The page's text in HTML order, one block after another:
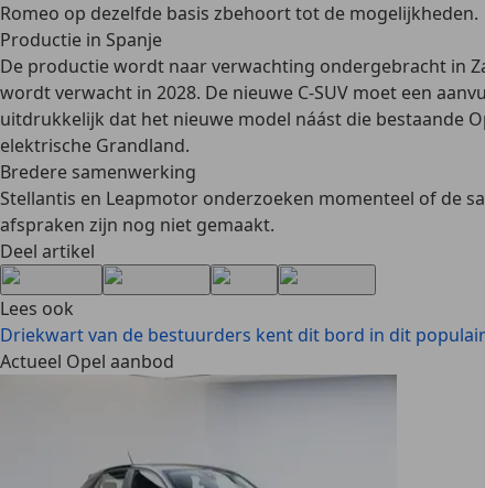
Romeo op dezelfde basis zbehoort tot de mogelijkheden.
Productie in Spanje
De productie wordt naar verwachting ondergebracht in
wordt verwacht in 2028. De nieuwe C-SUV moet een
uitdrukkelijk dat het nieuwe model náást die bestaande
elektrische Grandland.
Bredere samenwerking
Stellantis en Leapmotor onderzoeken momenteel of de
afspraken zijn nog niet gemaakt.
Deel artikel
Lees ook
Driekwart van de bestuurders kent dit bord in dit
Actueel Opel aanbod